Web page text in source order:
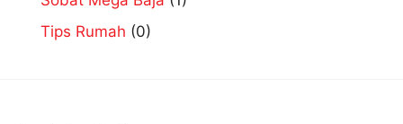
Tips Rumah (0)